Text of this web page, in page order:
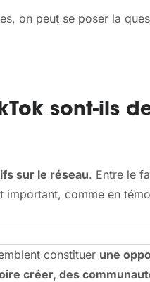
on peut se poser la
sont-ils
sur le réseau. Entre le
important, comme en
constituer une
créer, des